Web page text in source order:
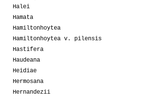
Halei
Hamata
Hamiltonhoytea
Hamiltonhoytea v. pilensis
Hastifera
Haudeana
Heidiae
Hermosana
Hernandezii